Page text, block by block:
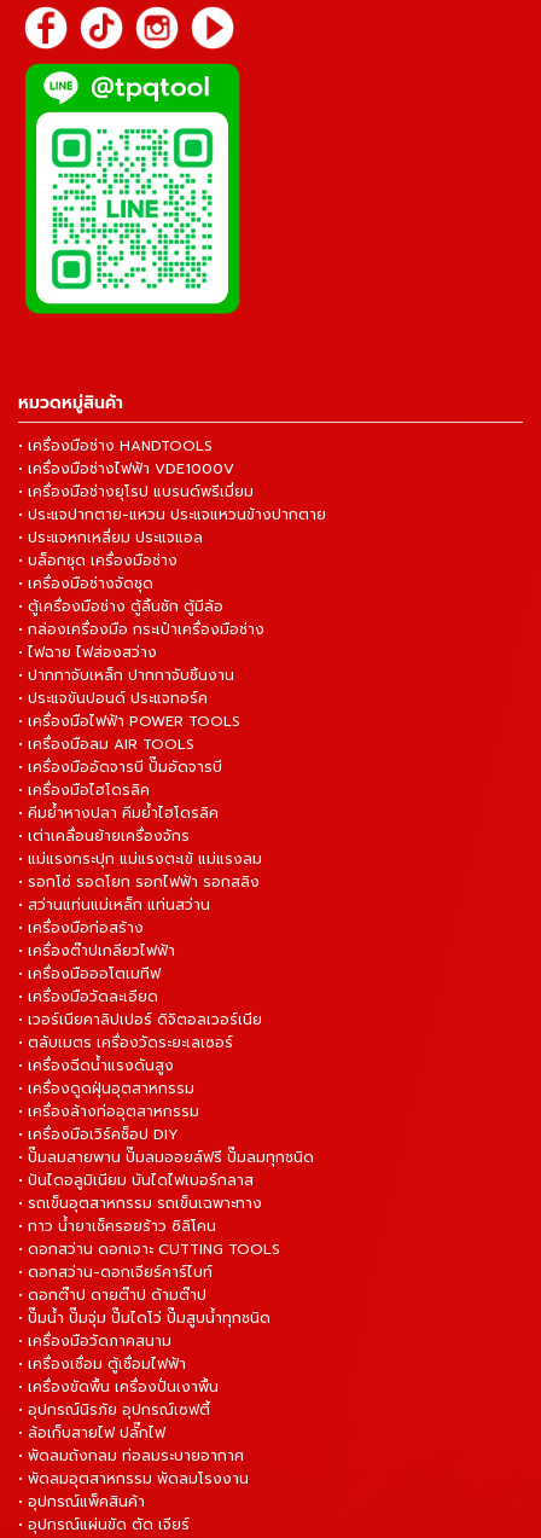
หมวดหมู่สินค้า
• เครื่องมือช่าง HANDTOOLS
• เครื่องมือช่างไฟฟ้า VDE1000V
• เครื่องมือช่างยุโรป แบรนด์พรีเมี่ยม
• ประแจปากตาย-แหวน ประแจแหวนข้างปากตาย
• ประแจหกเหลี่ยม ประแจแอล
• บล็อกชุด เครื่องมือช่าง
• เครื่องมือช่างจัดชุด
• ตู้เครื่องมือช่าง ตู้ลิ้นชัก ตู้มีล้อ
• กล่องเครื่องมือ กระเป๋าเครื่องมือช่าง
• ไฟฉาย ไฟส่องสว่าง
• ปากกาจับเหล็ก ปากกาจับชิ้นงาน
• ประแจขันปอนด์ ประแจทอร์ค
• เครื่องมือไฟฟ้า POWER TOOLS
• เครื่องมือลม AIR TOOLS
• เครื่องมืออัดจารบี ปั๊มอัดจารบี
• เครื่องมือไฮโดรลิค
• คีมย้ำหางปลา คีมย้ำไฮโดรลิค
• เต่าเคลื่อนย้ายเครื่องจักร
• แม่แรงกระปุก แม่แรงตะเข้ แม่แรงลม
• รอกโซ่ รอดโยก รอกไฟฟ้า รอกสลิง
• สว่านแท่นแม่เหล็ก แท่นสว่าน
• เครื่องมือก่อสร้าง
• เครื่องต๊าปเกลียวไฟฟ้า
• เครื่องมือออโตเมทีฟ
• เครื่องมือวัดละเอียด
• เวอร์เนียคาลิปเปอร์ ดิจิตอลเวอร์เนีย
• ตลับเมตร เครื่องวัดระยะเลเซอร์
• เครื่องฉีดน้ำแรงดันสูง
• เครื่องดูดฝุ่นอุตสาหกรรม
• เครื่องล้างท่ออุตสาหกรรม
• เครื่องมือเวิร์คช็อป DIY
• ปั๊มลมสายพาน ปั๊มลมออยล์ฟรี ปั๊มลมทุกชนิด
• ปันไดอลูมิเนียม บันไดไฟเบอร์กลาส
• รถเข็นอุตสาหกรรม รถเข็นเฉพาะทาง
• กาว น้ำยาเช็ครอยร้าว ซิลิโคน
• ดอกสว่าน ดอกเจาะ CUTTING TOOLS
• ดอกสว่าน-ดอกเจียร์คาร์ไบท์
• ดอกต๊าป ดายต๊าป ด้ามต๊าป
• ปั๊มน้ำ ปั๊มจุ่ม ปั๊มไดโว่ ปั๊มสูบน้ำทุกชนิด
• เครื่องมือวัดภาคสนาม
• เครื่องเชื่อม ตู้เชื่อมไฟฟ้า
• เครื่องขัดพื้น เครื่องปั่นเงาพื้น
• อุปกรณ์นิรภัย อุปกรณ์เซฟตี้
• ล้อเก็บสายไฟ ปลั๊กไฟ
• พัดลมถังกลม ท่อลมระบายอากาศ
• พัดลมอุตสาหกรรม พัดลมโรงงาน
• อุปกรณ์แพ็คสินค้า
• อุปกรณ์แผ่นขัด ตัด เจียร์